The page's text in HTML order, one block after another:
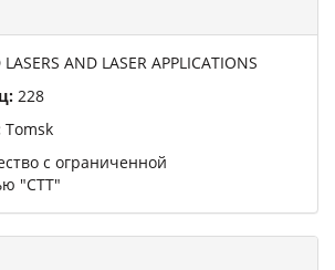
LASERS AND LASER APPLICATIONS
228
Tomsk
с ограниченной
"СТТ"